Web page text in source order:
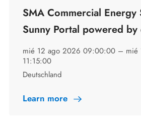
SMA Commercial
Sunny Portal powered by
mié 12 ago 2026 09:00:00 – mié
11:15:00
Deutschland
Learn more